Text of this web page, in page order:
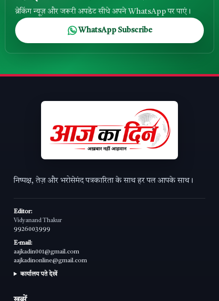
ब्रेकिंग न्यूज़ और जरूरी अपडेट सीधे अपने WhatsApp पर पाएं।
WhatsApp Subscribe
निष्पक्ष, तेज़ और भरोसेमंद पत्रकारिता के साथ हर पल आपके साथ।
Editor:
Vidyanand Thakur
9926003999
E-mail:
aajkadin001@gmail.com
aajkadinonline@gmail.com
कार्यालय पते देखें